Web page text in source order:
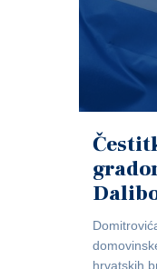
hrvatskih